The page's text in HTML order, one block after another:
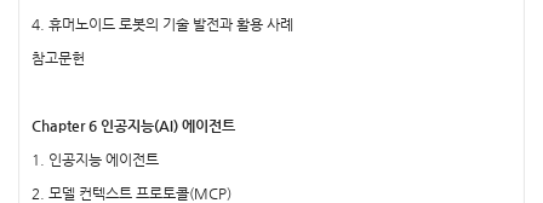
4. 휴머노이드 로봇의 기술 발전과 활용 사례
참고문헌
Chapter 6 인공지능(AI) 에이전트
1. 인공지능 에이전트
2. 모델 컨텍스트 프로토콜(MCP)